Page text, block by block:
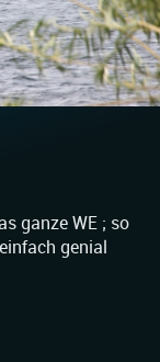
ganze WE ; so
genial